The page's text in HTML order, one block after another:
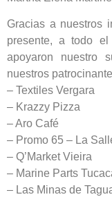
Gracias a nuestros
presente, a todo
apoyaron nuestro
nuestros
– Textiles Vergara
– Krazzy Pizza
– Aro Café
– Promo 65 – La
– Q’Market Vieira
– Marine Parts
– Las Minas de